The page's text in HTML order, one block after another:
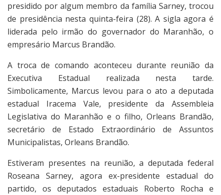
presidido por algum membro da família Sarney, trocou
de presidência nesta quinta-feira (28). A sigla agora é
liderada pelo irmão do governador do Maranhão, o
empresário Marcus Brandão.
A troca de comando aconteceu durante reunião da
Executiva Estadual realizada nesta tarde.
Simbolicamente, Marcus levou para o ato a deputada
estadual Iracema Vale, presidente da Assembleia
Legislativa do Maranhão e o filho, Orleans Brandão,
secretário de Estado Extraordinário de Assuntos
Municipalistas, Orleans Brandão.
Estiveram presentes na reunião, a deputada federal
Roseana Sarney, agora ex-presidente estadual do
partido, os deputados estaduais Roberto Rocha e